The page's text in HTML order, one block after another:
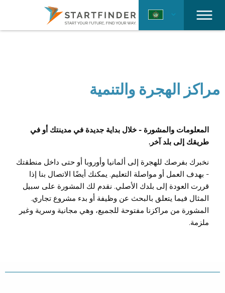
مراكز الهجرة والتنمية
المعلومات والمشورة - خلال بداية جديدة في مدينتك أو في
طريقك إلى بلد آخر.
نخبرك بفرصك للهجرة إلى ألمانيا وأوروبا أو حتى داخل منطقتك
- بهدف العمل أو مواصلة التعليم. يمكنك أيضًا الاتصال بنا إذا
قررت العودة إلى بلدك الأصلي. نقدم لك المشورة على سبيل
المثال فيما يتعلق بالبحث عن وظيفة أو بدء مشروع تجاري.
المشورة من مراكزنا مفتوحة للجميع، وهي مجانية وسرية وغير
ملزمة.